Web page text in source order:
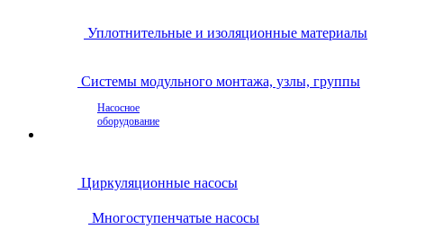
Уплотнительные и изоляционные материалы
Системы модульного монтажа, узлы, группы
Насосное
оборудование
Циркуляционные насосы
Многоступенчатые насосы